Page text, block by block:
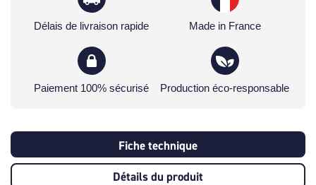
Délais de livraison rapide Made in France
Paiement 100% sécurisé Production éco-responsable
Fiche technique
Détails du produit